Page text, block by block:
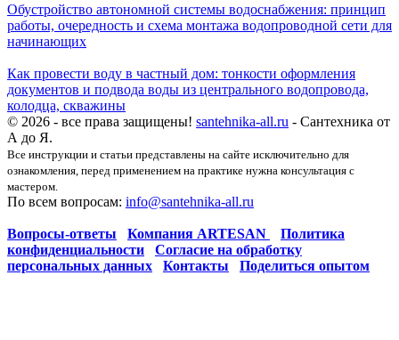
Обустройство автономной системы водоснабжения: принцип
работы, очередность и схема монтажа водопроводной сети для
начинающих
Как провести воду в частный дом: тонкости оформления
документов и подвода воды из центрального водопровода,
колодца, скважины
© 2026 - все права защищены! santehnika-all.ru - Сантехника от
А до Я.
Все инструкции и статьи представлены на сайте исключительно для
ознакомления, перед применением на практике нужна консультация с
мастером.
По всем вопросам: info@santehnika-all.ru
Вопросы-ответы Компания ARTESAN
Политика
конфиденциальности
Согласие на обработку
персональных данных
Контакты Поделиться опытом